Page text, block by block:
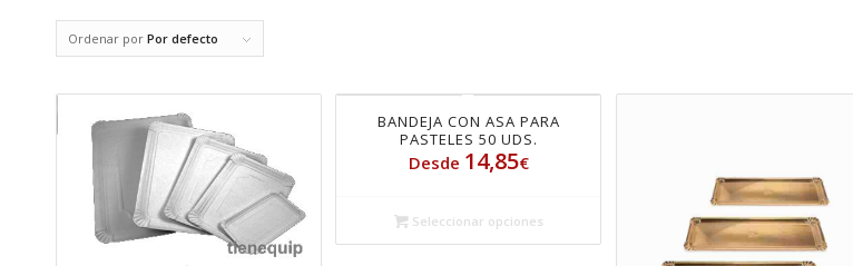
Ordenar por Por defecto
BANDEJA CON ASA PARA
PASTELES 50 UDS.
Desde 14,85€
Seleccionar opciones